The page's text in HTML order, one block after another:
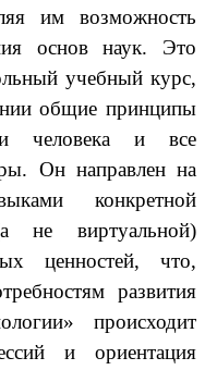
им возможность
основ наук. Это
учебный курс,
общие принципы
человека и все
Он направлен на
конкретной
не виртуальной)
ценностей, что,
развития
происходит
и ориентация